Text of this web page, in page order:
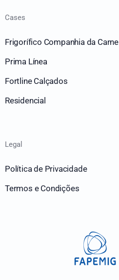
Cases
Frigorífico Companhia da Carne
Prima Línea
Fortline Calçados
Residencial
Legal
Política de Privacidade
Termos e Condições